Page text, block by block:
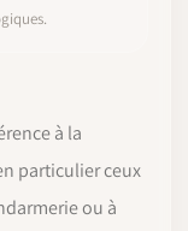
à la
particulier ceux
ou à